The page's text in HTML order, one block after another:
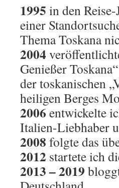
1995 in den
einer
Thema Toskana
2004
Genießer
der toskanischen
heiligen Berges
2006entwickelte
Italien-Liebhaber
2008 folgte das
2012 startete ich
2013 – 2019